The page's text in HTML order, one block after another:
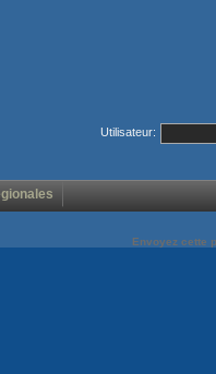
Utilisateur:
Envoyez cette